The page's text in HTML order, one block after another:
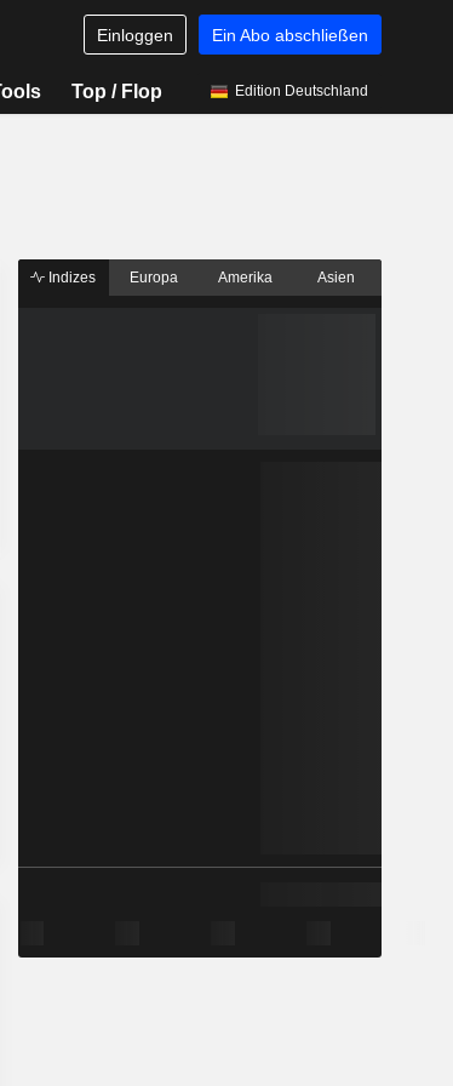
Einloggen Ein Abo abschließen
Top / Flop Edition Deutschland
Indizes Europa Amerika Asien